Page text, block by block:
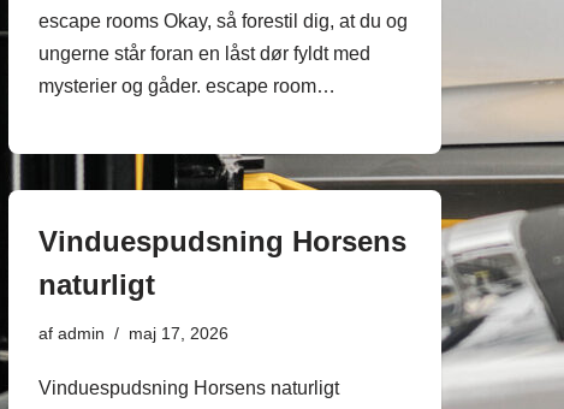
escape rooms Okay, så forestil dig, at du og
ungerne står foran en låst dør fyldt med
mysterier og gåder. escape room…
Vinduespudsning Horsens
naturligt
af admin maj 17, 2026
Vinduespudsning Horsens naturligt